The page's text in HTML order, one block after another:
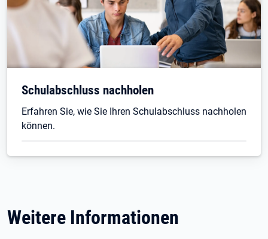
Schulabschluss nachholen
Erfahren Sie, wie Sie Ihren Schulabschluss nachholen
können.
Weitere Informationen